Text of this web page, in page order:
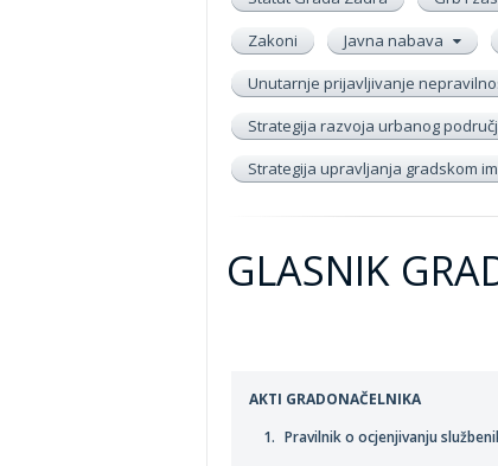
Zakoni
Javna nabava
Unutarnje prijavljivanje
Strategija razvoja urbanog
Strategija upravljanja gradskom
GLASNIK
AKTI GRADONAČELNIKA
Pravilnik o ocjenjivanju